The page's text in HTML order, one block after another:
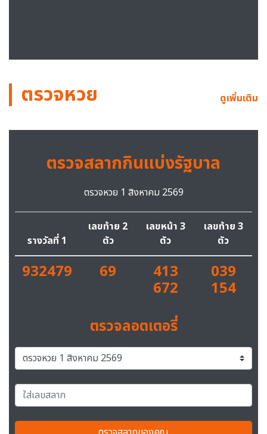
ตรวจหวย ดูเพิ่มเติม
ตรวจสลากกินแบ่งรัฐบาล
ตรวจหวย 1 สิงหาคม 2569
รางวัลที่ 1
เลขท้าย 2
ตัว
เลขหน้า 3
ตัว
เลขท้าย 3
ตัว
932479 69 413
672
039
154
ตรวจลอตเตอรี่